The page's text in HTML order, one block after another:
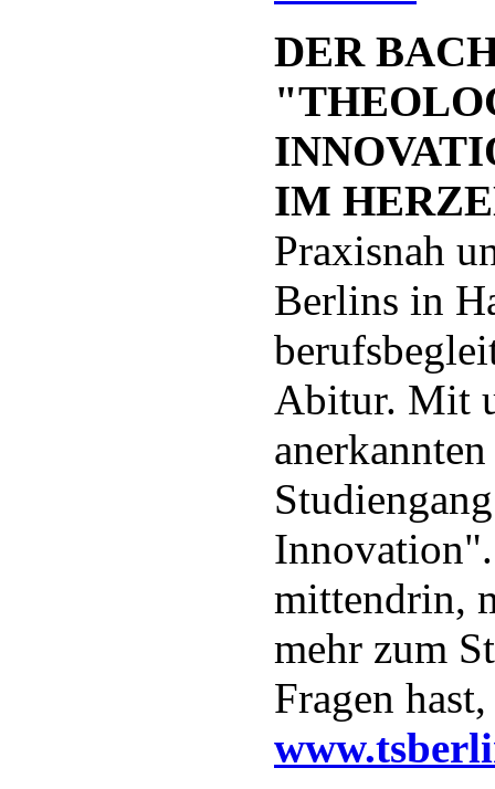
DER
IM
Praxisnah
Berlins in
Abitur. Mit
mittendrin,
mehr zum
Fragen